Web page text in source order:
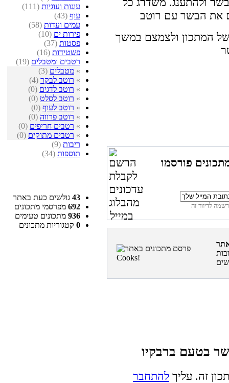
עוגות ועוגיות (111)
עוף (43)
עמים ועדות (58)
פירות ים (10)
פסטות (37)
פשטידות (16)
רטבים ומטבלים (19)
» מטבלים (3)
» רוטב לבקר (4)
» רוטב לדגים (0)
» רוטב לסלט (0)
» רוטב לעוף (0)
» רוטב פרווה (0)
» רטבים חריפים (0)
» רטבים מתוקים (0)
ריבות (9)
תוספות (34)
43 גולשים כעת באתר
692 מפרסמי מתכונים
936 מתכונים טעימים
0 קטגוריות מתכונים
המתכון ולצמצם במשך
פורסמו
זה. עליך להתחבר